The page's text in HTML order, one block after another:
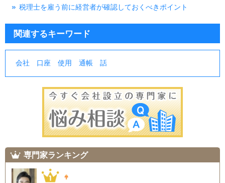
税理士を雇う前に経営者が確認しておくべきポイント
関連するキーワード
会社 口座 使用 通帳 話
専門家ランキング